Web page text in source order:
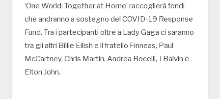
‘One World: Together at Home’ raccoglierà fondi
che andranno a sostegno del COVID-19 Response
Fund. Tra i partecipanti oltre a Lady Gaga ci saranno
tra gli altri Billie Eilish e il fratello Finneas, Paul
McCartney, Chris Martin, Andrea Bocelli, J Balvin e
Elton John.